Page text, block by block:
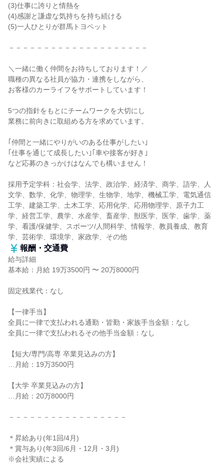
(3)仕事に誇りと情熱を
(4)感謝と謙虚な気持ちを持ち続ける
(5)一人ひとりが群馬トヨペット
－－－－－－－－－－－－－－－－－－－－
＼一緒に働く仲間をお待ちしております！／
職種の異なる社員が協力・連携をしながら、
お客様のカーライフをサポートしています！
5つの指針をもとにチームワークを大切にし
業務に前向きに取組める方を求めています。
｢仲間と一緒にやりがいのある仕事がしたい｣
｢仕事を通じて成長したい｣｢車や接客が好き｣
など応募のきっかけはなんでも構いません！
採用予定学科：社会学、法学、政治学、経済学、商学、語学、人
文学、数学、化学、物理学、生物学、地学、機械工学、電気通信
工学、建築工学、土木工学、応用化学、応用物理学、原子力工
学、経営工学、農学、水産学、畜産学、獣医学、医学、歯学、薬
学、看護/保健学、スポーツ/人間科学、情報学、教員養成、教育
学、芸術学、環境学、家政学、その他
報酬・交通費
給与詳細
基本給：月給 19万3500円 〜 20万8000円
固定残業代：なし
【一律手当】
全員に一律で支払われる通勤・皆勤・家族手当金額：なし
全員に一律で支払われるその他手当金額：なし
【短大/専門/高専 卒業見込みの方】
…月給：19万3500円
【大学 卒業見込みの方】
…月給：20万8000円
－－－－－－－－－－－－－－－－－
＊昇給あり(年1回/4月)
＊賞与あり(年3回/6月・12月・3月)
※会社実績による